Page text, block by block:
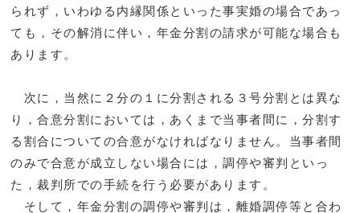
られず，いわゆる内縁関係といった事実婚の場合であっ
ても，その解消に伴い，年金分割の請求が可能な場合も
あります。
次に，当然に２分の１に分割される３号分割とは異な
り，合意分割においては，あくまで当事者間に，分割す
る割合についての合意がなければなりません。当事者間
のみで合意が成立しない場合には，調停や審判といっ
た，裁判所での手続を行う必要があります。
そして，年金分割の調停や審判は，離婚調停等と合わ